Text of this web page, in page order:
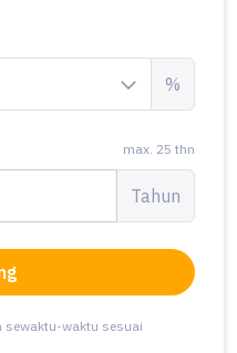
%
max. 25 thn
Tahun
sewaktu-waktu sesuai